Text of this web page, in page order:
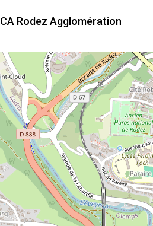
CA Rodez Agglomération